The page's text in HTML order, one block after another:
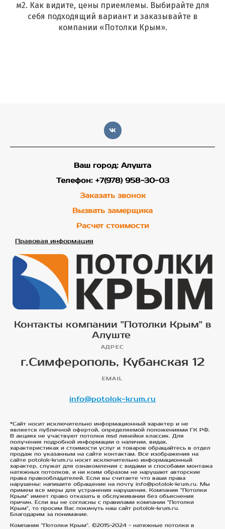
м2. Как видите, цены приемлемы. Выбирайте для
себя подходящий вариант и заказывайте в
компании «Потолки Крым».
Ваш город: Алушта
Телефон: +7(978) 958-30-03
Заказать звонок
Вызвать замерщика
Расчет стоимости
Правовая информация
Контакты компании "Потолки Крым" в
Алуште
АДРЕС
г.Симферополь, Кубанская 12
EMAIL
info@potolok-krum.ru
*Сайт носит исключительно информационный характер и не
является публичной офертой, определяемой положениями ГК РФ.
В акциях не участвуют потолки msd линейки классик. Для
получения подробной информации о наличии, видах,
характеристиках и стоимости услуг и товаров обращайтесь в отдел
продаж по указанным на сайте контактам. Все изображения на
сайте potolok-krum.ru носят исключительно информационный
характер, служат для ознакомления с видами и способами монтажа
натяжных потолков, и ни коим образом не нарушают авторские
права правообладателей. Если вы считаете что ваши права
нарушены: напишите обращение на почту info@potolok-krum.ru. Мы
примем все меры для устранения нарушения. Компания "Потолки
Крым" имеет право отказать в обслуживании без объяснения
причин. Если вы не согласны с правилами компании "Потолки
Крым", то просим Вас покинуть наш сайт potolok-krum.ru.
Благодарим за понимание.
Компания "Потолки Крым". ©2015-2024 - натяжные потолки в